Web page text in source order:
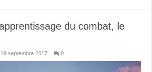
du combat, le
19 septembre 2017 0